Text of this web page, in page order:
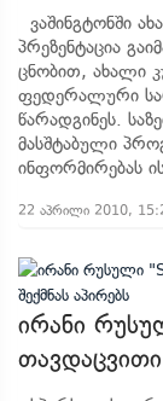
ვაშინგტონში
პრეზენტაცია
ცნობით, ახალი
ფედერალური
წარადგინეს.
მასშტაბული
ინფორმირებას
22 აპრილი 2010,
ირანი
თავდაცვითი